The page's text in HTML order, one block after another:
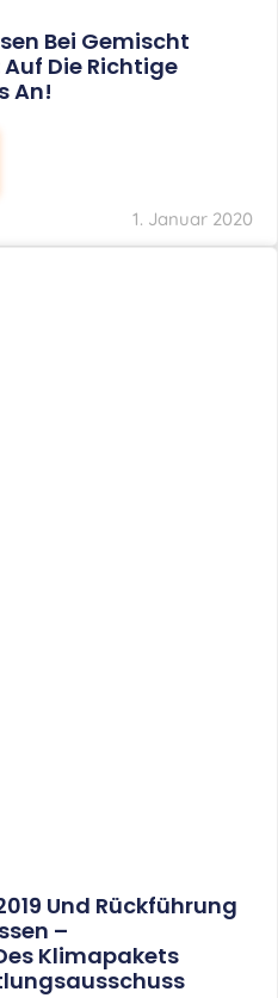
Bei Gemischt
Die Richtige
An!
1. Januar 2020
Und Rückführung
–
Klimapakets